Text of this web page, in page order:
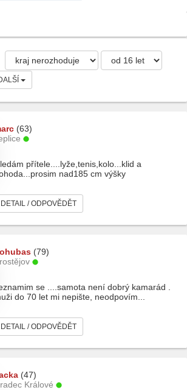
(63)
přítele....lyže,tenis,kolo...klid a
nad185 cm výšky
DETAIL / ODPOVĚDĚT
(79)
se ....samota není dobrý kamarád .
do 70 let mi nepište, neodpovím...
DETAIL / ODPOVĚDĚT
(47)
Králové